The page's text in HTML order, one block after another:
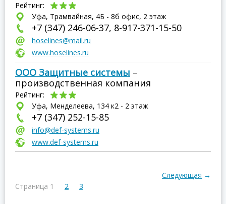
Рейтинг:
Уфа, Трамвайная, 4Б - 8б офис, 2 этаж
+7 (347) 246-06-37, 8-917-371-15-50
hoselines@mail.ru
www.hoselines.ru
ООО Защитные системы –
производственная компания
Рейтинг:
Уфа, Менделеева, 134 к2 - 2 этаж
+7 (347) 252-15-85
info@def-systems.ru
www.def-systems.ru
Следующая →
Страница 1
2 3